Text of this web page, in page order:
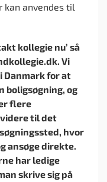
kan anvendes til
kollegie nu’ så
Vi
Danmark for at
boligsøgning, og
flere
til det
hvor
ansøge direkte.
har ledige
skrive sig på